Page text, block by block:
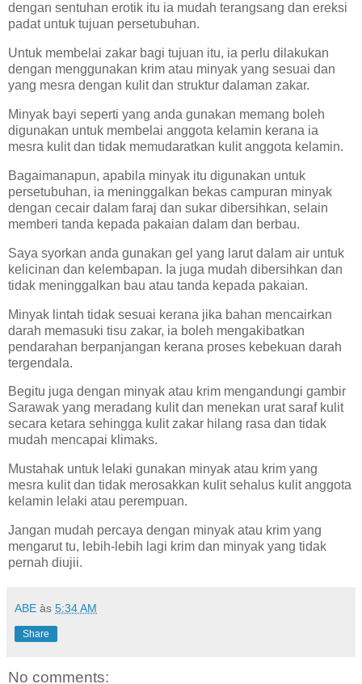
dengan sentuhan erotik itu ia mudah terangsang dan ereksi
padat untuk tujuan persetubuhan.
Untuk membelai zakar bagi tujuan itu, ia perlu dilakukan
dengan menggunakan krim atau minyak yang sesuai dan
yang mesra dengan kulit dan struktur dalaman zakar.
Minyak bayi seperti yang anda gunakan memang boleh
digunakan untuk membelai anggota kelamin kerana ia
mesra kulit dan tidak memudaratkan kulit anggota kelamin.
Bagaimanapun, apabila minyak itu digunakan untuk
persetubuhan, ia meninggalkan bekas campuran minyak
dengan cecair dalam faraj dan sukar dibersihkan, selain
memberi tanda kepada pakaian dalam dan berbau.
Saya syorkan anda gunakan gel yang larut dalam air untuk
kelicinan dan kelembapan. Ia juga mudah dibersihkan dan
tidak meninggalkan bau atau tanda kepada pakaian.
Minyak lintah tidak sesuai kerana jika bahan mencairkan
darah memasuki tisu zakar, ia boleh mengakibatkan
pendarahan berpanjangan kerana proses kebekuan darah
tergendala.
Begitu juga dengan minyak atau krim mengandungi gambir
Sarawak yang meradang kulit dan menekan urat saraf kulit
secara ketara sehingga kulit zakar hilang rasa dan tidak
mudah mencapai klimaks.
Mustahak untuk lelaki gunakan minyak atau krim yang
mesra kulit dan tidak merosakkan kulit sehalus kulit anggota
kelamin lelaki atau perempuan.
Jangan mudah percaya dengan minyak atau krim yang
mengarut tu, lebih-lebih lagi krim dan minyak yang tidak
pernah diujii.
ABE às 5:34 AM
Share
No comments: